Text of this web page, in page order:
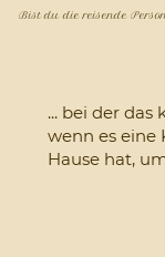
Bist du die reisende Person
... bei der das
wenn es eine
Hause hat,